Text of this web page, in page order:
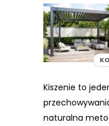
Kiszenie to
naturalna